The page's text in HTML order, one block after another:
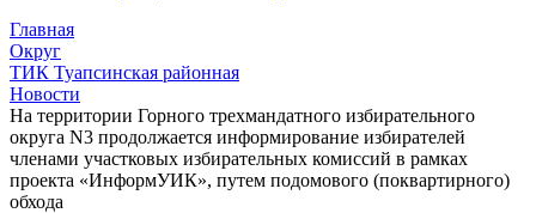
Главная
Округ
ТИК Туапсинская районная
Новости
На территории Горного трехмандатного избирательного
округа N3 продолжается информирование избирателей
членами участковых избирательных комиссий в рамках
проекта «ИнформУИК», путем подомового (поквартирного)
обхода